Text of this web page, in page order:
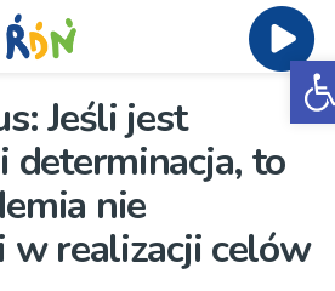
Jeśli jest
determinacja, to
nie
w realizacji celów